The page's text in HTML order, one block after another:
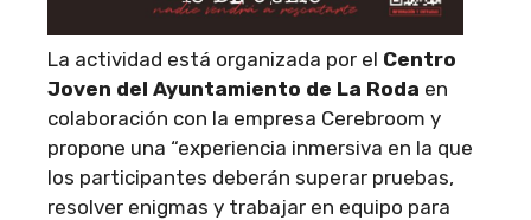
La actividad está organizada por el Centro
Joven del Ayuntamiento de La Roda en
colaboración con la empresa Cerebroom y
propone una “experiencia inmersiva en la que
los participantes deberán superar pruebas,
resolver enigmas y trabajar en equipo para